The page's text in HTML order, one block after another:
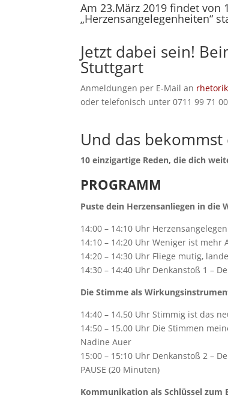
Am 23.März 2019 findet von
„Herzensangelegenheiten“
Jetzt dabei sein!
Stuttgart
Anmeldungen per E-Mail an
oder telefonisch unter 0711 99 71
Und das
10 einzigartige Reden, die dich
PROGRAMM
Puste dein Herzensanliegen in die
14:00 – 14:10 Uhr
14:10 – 14:20 Uhr Weniger ist mehr
14:20 – 14:30 Uhr Fliege mutig,
14:30 – 14:40 Uhr Denkanstoß 1 –
Die Stimme als
14:40 – 14.50 Uhr Stimmig ist das
14:50 – 15.00 Uhr Die Stimmen
Nadine Auer
15:00 – 15:10 Uhr Denkanstoß 2 –
PAUSE (20 Minuten)
Kommunikation als Schlüssel zum